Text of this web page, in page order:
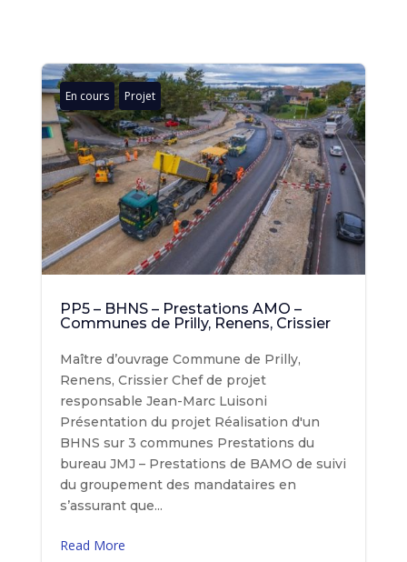
En cours Projet
PP5 – BHNS – Prestations AMO –
Communes de Prilly, Renens, Crissier
Maître d’ouvrage Commune de Prilly,
Renens, Crissier Chef de projet
responsable Jean-Marc Luisoni
Présentation du projet Réalisation d'un
BHNS sur 3 communes Prestations du
bureau JMJ – Prestations de BAMO de suivi
du groupement des mandataires en
s’assurant que...
Read More